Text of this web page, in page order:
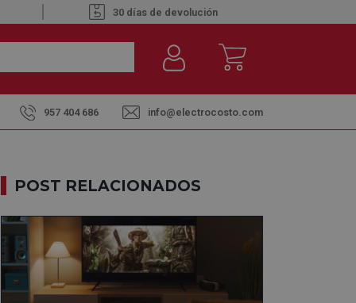
30 días de devolución
957 404 686 info@electrocosto.com
POST RELACIONADOS